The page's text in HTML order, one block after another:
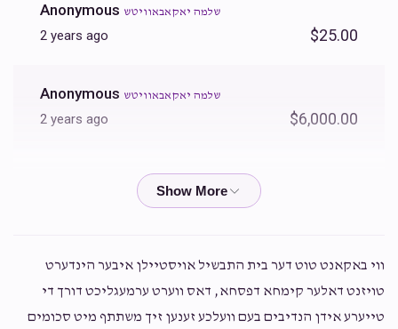
Anonymous שלמה יאקאבאוויטש
2 years ago $25.00
Anonymous שלמה יאקאבאוויטש
2 years ago $6,000.00
Yitzchok Mannשלמה יאקאבאוויטש
Moishe Teller שלמה יאקאבאוויטש
2 years ago $36.00
ווי באקאנט טוט דער בית התבשיל אויסטיילן איבער הינדערט
טויזנט דאלער קימחא דפסחא, דאס ווערט ערמעגליכט דורך די
טייערע אידן הנדיבים בעם וועלכע זענען זיך משתתף מיט סכומים